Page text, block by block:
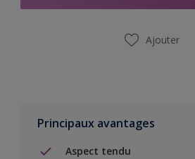
Ajouter
Principaux avantages
Aspect tendu